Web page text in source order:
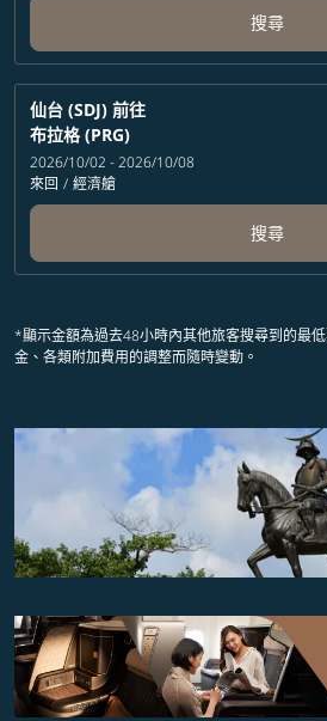
搜尋
仙台 (SDJ) 前往
布拉格 (PRG)
2026/10/02 - 2026/10/08
來回 / 經濟艙
搜尋
*顯示金額為過去48小時內其他旅客搜尋到的最
金、各類附加費用的調整而隨時變動。